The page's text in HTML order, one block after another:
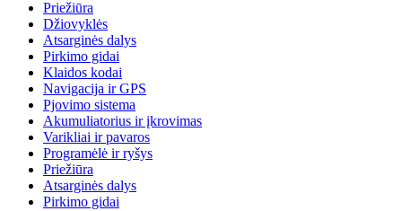
Priežiūra
Džiovyklės
Atsarginės dalys
Pirkimo gidai
Klaidos kodai
Navigacija ir GPS
Pjovimo sistema
Akumuliatorius ir įkrovimas
Varikliai ir pavaros
Programėlė ir ryšys
Priežiūra
Atsarginės dalys
Pirkimo gidai